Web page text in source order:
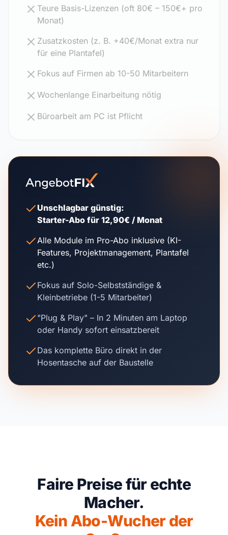
Teure Basis-Lizenzen (oft 80€ – 150€+ pro
Monat)
Zusatzkosten (z. B. +40€/Monat extra nur
für eine Plantafel)
Fokus auf Firmen ab 10-50 Mitarbeitern
Wochenlange Einarbeitung nötig
Büroarbeit am PC ist Pflicht
Unschlagbar günstig:
Starter-Abo für 12,90€ / Monat
Alle Module im Pro-Abo inklusive (KI-
Features, Projektmanagement, Plantafel
etc.)
Fokus auf Solo-Selbstständige &
Kleinbetriebe (1-5 Mitarbeiter)
"Plug & Play" – In 2 Minuten am Laptop
oder Handy sofort einsatzbereit
Das komplette Büro direkt in der
Hosentasche auf der Baustelle
Faire Preise für echte
Macher.
Kein Abo-Wucher der